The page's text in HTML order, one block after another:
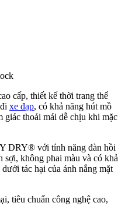
cấp, thiết kế thời trang thể
xe đạp, có khả năng hút mồ
giác thoải mái dễ chịu khi mặc
DRY® với tính năng đàn hồi
sợi, không phai màu và có khả
tác hại của ánh nắng mặt
tiêu chuẩn công nghệ cao,